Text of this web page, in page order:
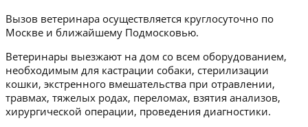
Вызов ветеринара осуществляется круглосуточно по
Москве и ближайшему Подмосковью.
Ветеринары выезжают на дом со всем оборудованием,
необходимым для кастрации собаки, стерилизации
кошки, экстренного вмешательства при отравлении,
травмах, тяжелых родах, переломах, взятия анализов,
хирургической операции, проведения диагностики.